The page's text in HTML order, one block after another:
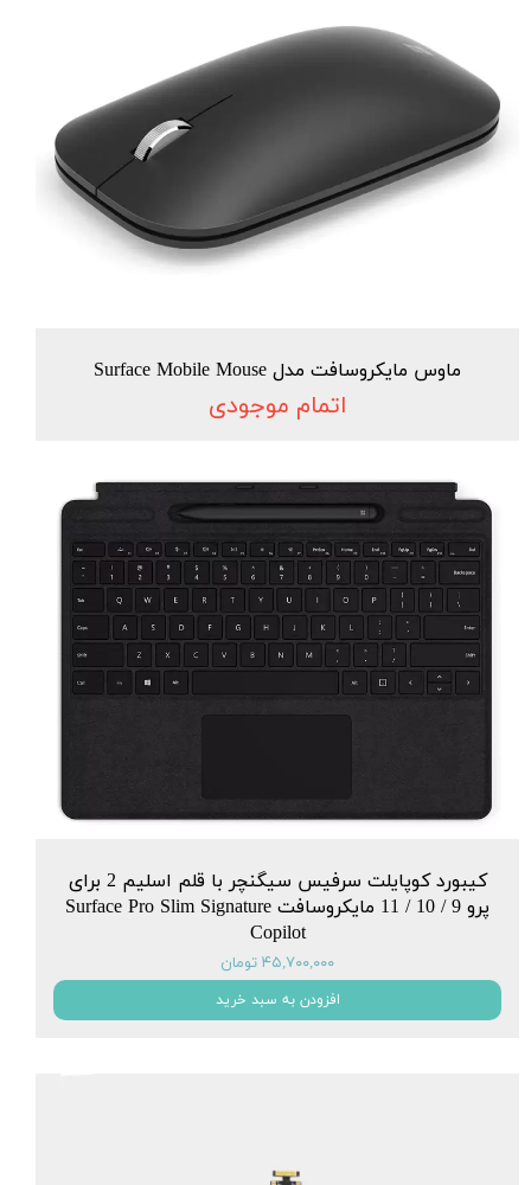
ماوس مایکروسافت مدل Surface Mobile Mouse
اتمام موجودی
کیبورد کوپایلت سرفیس سیگنچر با قلم اسلیم 2 برای
پرو 9 / 10 / 11 مایکروسافت Surface Pro Slim Signature
Copilot
۴۵,۷۰۰,۰۰۰ تومان
افزودن به سبد خرید